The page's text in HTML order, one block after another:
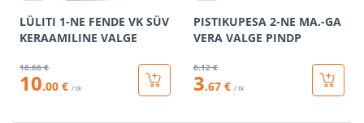
LÜLITI 1-NE FENDE VK SÜV
KERAAMILINE VALGE
16.66 €
10.00 € / tk
PISTIKUPESA 2-NE MA.-GA
VERA VALGE PINDP
6.12 €
3.67 € / tk